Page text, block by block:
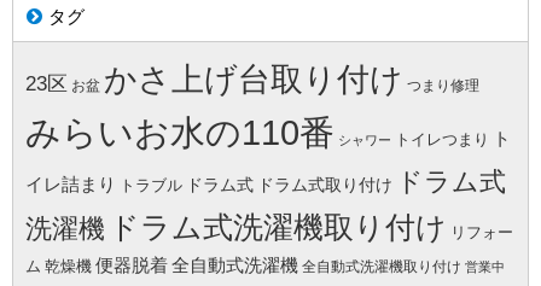
タグ
23区 お盆 かさ上げ台取り付け つまり修理
みらいお水の110番 シャワー トイレつまり ト
イレ詰まり トラブル ドラム式 ドラム式取り付け
ドラム式
洗濯機 ドラム式洗濯機取り付け リフォー
ム 乾燥機 便器脱着全自動式洗濯機 全自動式洗濯機取り付け 営業中